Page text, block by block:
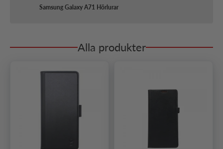
Samsung Galaxy A71 Hörlurar
Alla produkter